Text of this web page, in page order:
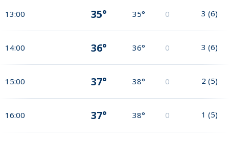
13:00 35° 35° 0 3 (6)
14:00 36° 36° 0 3 (6)
15:00 37° 38° 0 2 (5)
16:00 37° 38° 0 1 (5)